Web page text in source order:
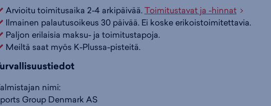
n
:
Arvioitu toimitusaika 2-4 arkipäivää.Toimitustavat ja -hinnat
Ilmainen palautusoikeus 30 päivää. Ei koske erikoistoimitettavia.
Paljon erilaisia maksu- ja toimitustapoja.
Meiltä saat myös K-Plussa-pisteitä.
nimi:
Group Denmark AS